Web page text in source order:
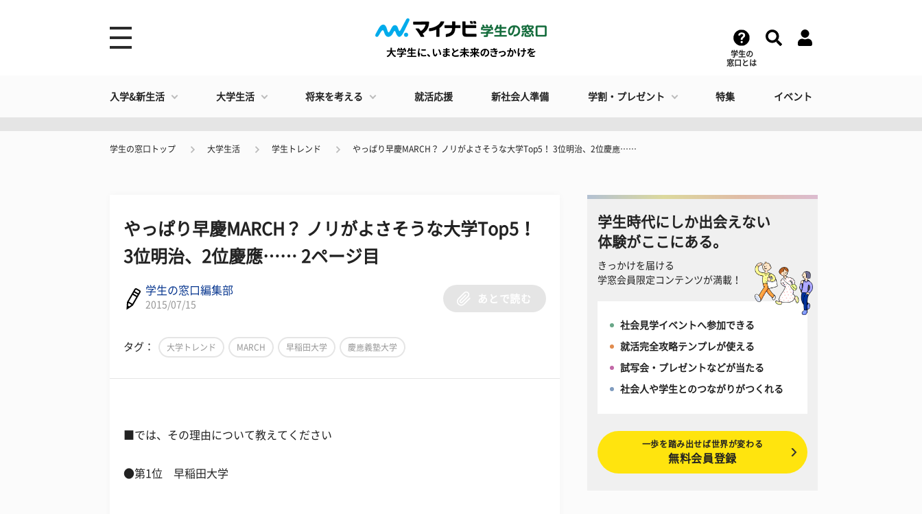
学生の
窓口とは
入学&新生活 大学生活 将来を考える 就活応援 新社会人準備 学割・プレゼント 特集 イベント
学生の窓口トップ 大学生活 学生トレンド やっぱり早慶MARCH？ ノリがよさそうな大学Top5！ 3位明治、2位慶應……
やっぱり早慶MARCH？ ノリがよさそうな大学Top5！
3位明治、2位慶應…… 2ページ目
学生の窓口編集部
2015/07/15
あとで読む
タグ： 大学トレンド MARCH 早稲田大学 慶應義塾大学
■では、その理由について教えてください
●第1位 早稲田大学
学生時代にしか出会えない
体験がここにある。
きっかけを届ける
学窓会員限定コンテンツが満載！
社会見学イベントへ参加できる
就活完全攻略テンプレが使える
試写会・プレゼントなどが当たる
社会人や学生とのつながりがつくれる
一歩を踏み出せば世界が変わる
無料会員登録